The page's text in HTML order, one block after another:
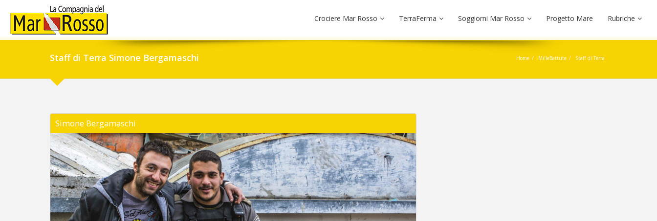
Crociere Mar Rosso TerraFerma Soggiorni Mar Rosso Progetto Mare Rubriche
Staff di Terra Simone Bergamaschi Home MilleBattute Staff di Terra
Simone Bergamaschi